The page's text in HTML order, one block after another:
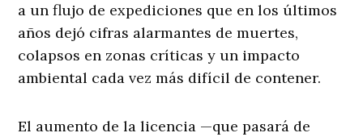
a un flujo de expediciones que en los últimos
años dejó cifras alarmantes de muertes,
colapsos en zonas críticas y un impacto
ambiental cada vez más difícil de contener.
El aumento de la licencia —que pasará de